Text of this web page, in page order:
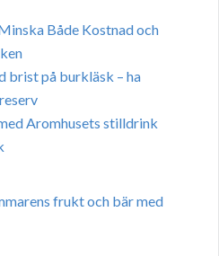
Både Kostnad och
brist på burkläsk – ha
Aromhusets stilldrink
frukt och bär med